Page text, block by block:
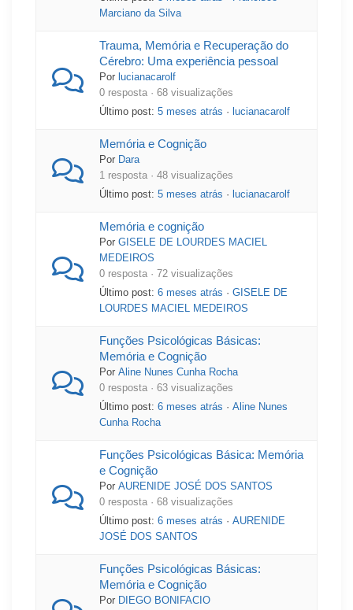
Marciano da Silva
Trauma, Memória e Recuperação do
Cérebro: Uma experiência pessoal
Por lucianacarolf
0 resposta · 68 visualizações
Último post: 5 meses atrás · lucianacarolf
Memória e Cognição
Por Dara
1 resposta · 48 visualizações
Último post: 5 meses atrás · lucianacarolf
Memória e cognição
Por GISELE DE LOURDES MACIEL
MEDEIROS
0 resposta · 72 visualizações
Último post: 6 meses atrás · GISELE DE
LOURDES MACIEL MEDEIROS
Funções Psicológicas Básicas:
Memória e Cognição
Por Aline Nunes Cunha Rocha
0 resposta · 63 visualizações
Último post: 6 meses atrás · Aline Nunes
Cunha Rocha
Funções Psicológicas Básica: Memória
e Cognição
Por AURENIDE JOSÉ DOS SANTOS
0 resposta · 68 visualizações
Último post: 6 meses atrás · AURENIDE
JOSÉ DOS SANTOS
Funções Psicológicas Básicas:
Memória e Cognição
Por DIEGO BONIFACIO